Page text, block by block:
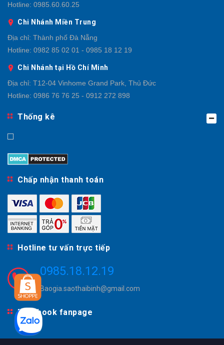
Hotline: 0985.60.60.25
Chi Nhánh Miền Trung
Địa chỉ: Thành phố Đà Nẵng
Hotline: 0982 85 02 01 - 0985 18 12 19
Chi Nhánh tại Hồ Chí Minh
Địa chỉ: T12-04 Vinhome Grand Park, Thủ Đức
Hotline: 0986 76 76 25 - 0912 272 898
Thống kê
Chấp nhận thanh toán
Hotline tư vấn trực tiếp
0985.18.12.19
Baogia.saothaibinh@gmail.com
Facebook fanpage